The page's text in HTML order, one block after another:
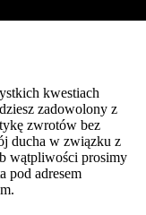
kwestiach
zadowolony z
zwrotów bez
ducha w związku z
wątpliwości prosimy
pod adresem